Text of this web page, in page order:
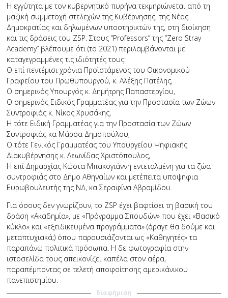
Η εγγύτητα με τον κυβερνητικό πυρήνα τεκμηριώνεται από τη
μαζική συμμετοχή στελεχών της Κυβέρνησης, της Νέας
Δημοκρατίας και δηλωμένων υποστηρικτών της, στη διοίκηση
και τις δράσεις του ZSP. Στους “Professors” της “Ζero Stray
Αcademy” βλέπουμε ότι (το 2021) περιλαμβάνονται με
καταγεγραμμένες τις ιδιότητές τους:
Ο επί πεντέμισι χρόνια Προϊστάμενος του Οικονομικού
Γραφείου του Πρωθυπουργού, κ. Αλέξης Πατέλης,
Ο σημερινός Υπουργός κ. Δημήτρης Παπαστεργίου,
Ο σημερινός Ειδικός Γραμματέας για την Προστασία των Ζώων
Συντροφιάς κ. Νίκος Χρυσάκης,
Η τότε Ειδική Γραμματέας για την Προστασία των Ζώων
Συντροφιάς κα Μάρσα Δημοπούλου,
Ο τότε Γενικός Γραμματέας του Υπουργείου Ψηφιακής
Διακυβέρνησης κ. Λεωνίδας Χριστόπουλος,
Η επί Δημαρχίας Κώστα Μπακογιάννη εντεταλμένη για τα ζώα
συντροφιάς στο Δήμο Αθηναίων και μετέπειτα υποψήφια
Ευρωβουλευτής της ΝΔ, κα Σεραφίνα Αβραμίδου.
Για όσους δεν γνωρίζουν, το ZSP έχει βαφτίσει τη βασική του
δράση «Ακαδημία», με «Πρόγραμμα Σπουδών» που έχει «Βασικό
κύκλο» και «εξειδικευμένα προγράμματα» (άραγε θα δούμε και
μεταπτυχιακά;) όπου παρουσιάζονται ως «Καθηγητές» τα
παραπάνω πολιτικά πρόσωπα. Η δε φωτογραφία στην
ιστοσελίδα τους απεικονίζει καπέλα στον αέρα,
παραπέμποντας σε τελετή αποφοίτησης αμερικάνικου
πανεπιστημίου.
διαφήμιση